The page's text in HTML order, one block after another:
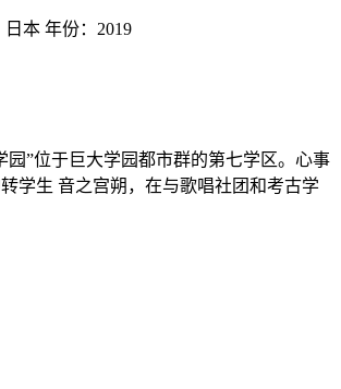
日本 年份： 2019
园”位于巨大学园都市群的第七学区。心事
学生 音之宫朔，在与歌唱社团和考古学